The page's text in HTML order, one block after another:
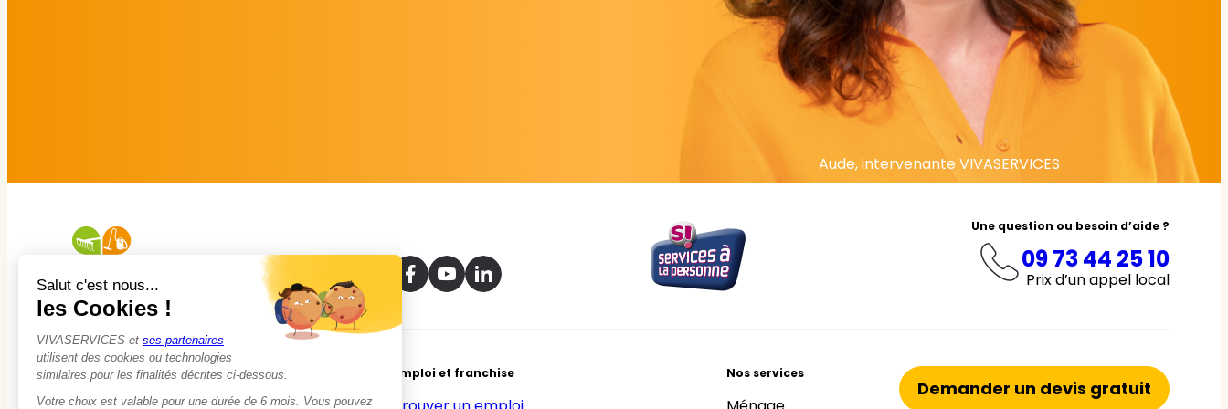
Aude, intervenante VIVASERVICES
Une question ou besoin d’aide ?
09 73 44 25 10
Prix d’un appel local
À propos Emploi et franchise Nos services
Demander un devis gratuit